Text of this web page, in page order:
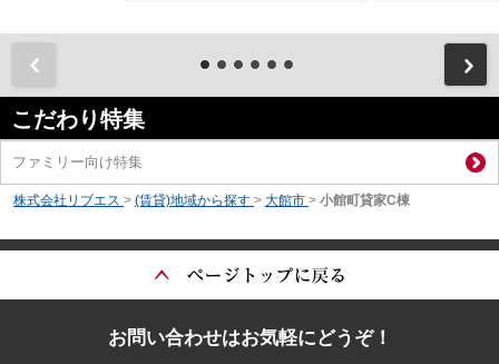
こだわり特集
ファミリー向け特集
株式会社リブエス > (賃貸)地域から探す > 大館市 > 小館町貸家C棟
お問い合わせはお気軽にどうぞ！